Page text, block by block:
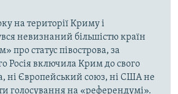
на території Криму і
невизнаний більшістю країн
про статус півострова, за
Росія включила Крим до свого
ні Європейський союз, ні США не
голосування на «референдумі».